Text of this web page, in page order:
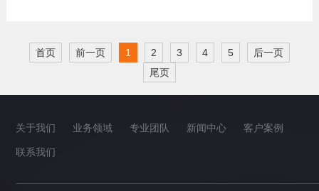
首页 前一页 1 2 3 4 5
后一页
尾页
关于我们 业务领域 专业团队 新闻中心 客户案例
联系我们